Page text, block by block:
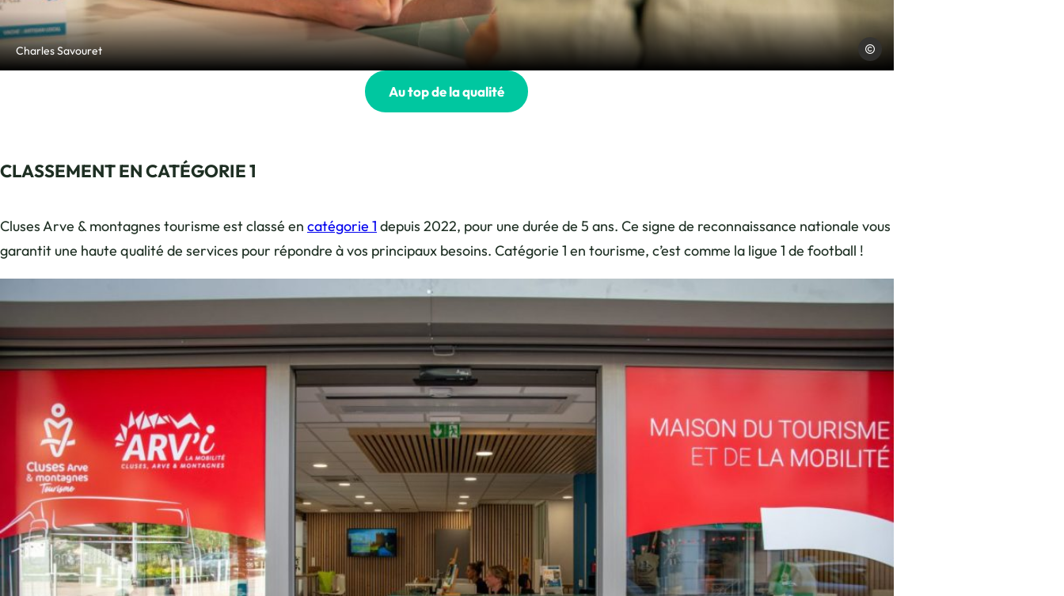
Charles SavouretPhoto, © Charles Savouret Charles Savouret
Au top de la qualité
CLASSEMENT EN CATÉGORIE 1
Cluses Arve & montagnes tourisme est classé en catégorie 1 depuis 2022, pour une durée de 5 ans. Ce signe de reconnaissance nationale vous
garantit une haute qualité de services pour répondre à vos principaux besoins. Catégorie 1 en tourisme, c’est comme la ligue 1 de football !